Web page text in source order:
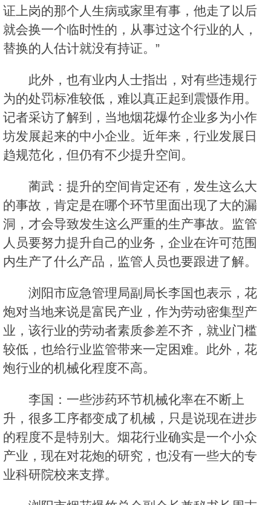
证上岗的那个人生病或家里有事，他走了以后
就会换一个临时性的，从事过这个行业的人，
替换的人估计就没有持证。”
此外，也有业内人士指出，对有些违规行
为的处罚标准较低，难以真正起到震慑作用。
记者采访了解到，当地烟花爆竹企业多为小作
坊发展起来的中小企业。近年来，行业发展日
趋规范化，但仍有不少提升空间。
蔺武：提升的空间肯定还有，发生这么大
的事故，肯定是在哪个环节里面出现了大的漏
洞，才会导致发生这么严重的生产事故。监管
人员要努力提升自己的业务，企业在许可范围
内生产了什么产品，监管人员也要跟进了解。
浏阳市应急管理局副局长李国也表示，花
炮对当地来说是富民产业，作为劳动密集型产
业，该行业的劳动者素质参差不齐，就业门槛
较低，也给行业监管带来一定困难。此外，花
炮行业的机械化程度不高。
李国：一些涉药环节机械化率在不断上
升，很多工序都变成了机械，只是说现在进步
的程度不是特别大。烟花行业确实是一个小众
产业，现在对花炮的研究，也没有一些大的专
业科研院校来支撑。